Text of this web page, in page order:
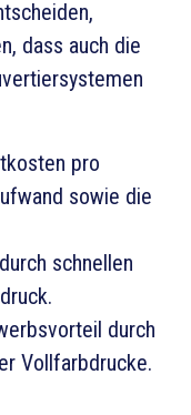
dass auch die
pro
sowie die
schnellen
durch
Vollfarbdrucke.